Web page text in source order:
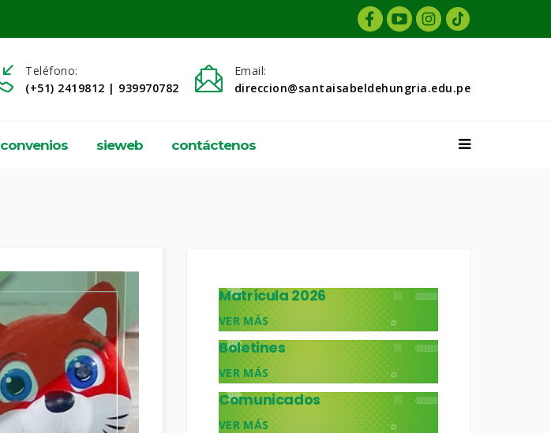
Teléfono:
(+51) 2419812 | 939970782
Email:
direccion@santaisabeldehungria.edu.pe
convenios sieweb contáctenos
Matrícula 2026
VER MÁS
Boletines
VER MÁS
Comunicados
VER MÁS